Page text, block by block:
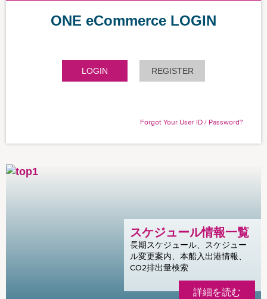
ONE eCommerce LOGIN
LOGIN REGISTER
Forgot Your User ID / Password?
スケジュール情報一覧
長期スケジュール、スケジュー
ル変更案内、本船入出港情報、
CO2排出量検索
詳細を読む